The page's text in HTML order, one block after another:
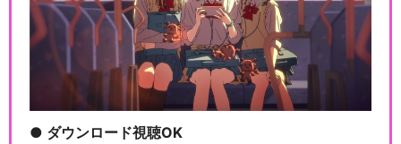
ダウンロード視聴OK